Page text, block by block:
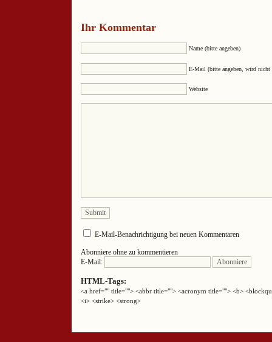
Ihr Kommentar
Name (bitte angeben)
E-Mail (bitte angeben, wird nicht
Website
E-Mail-Benachrichtigung bei neuen Kommentaren
Abonniere ohne zu kommentieren
E-Mail:
HTML-Tags:
<a href="" title=""> <abbr title=""> <acronym title=""> <b>
<i> <strike> <strong>